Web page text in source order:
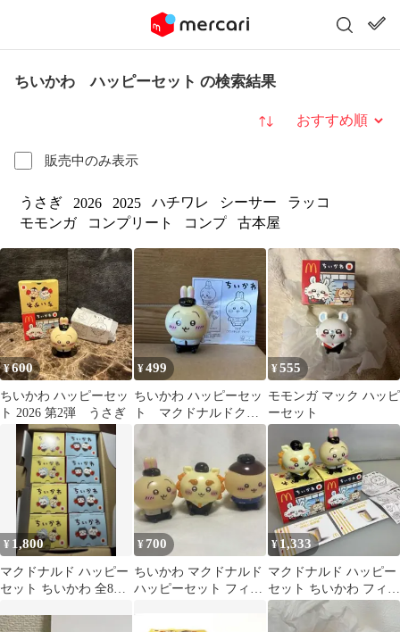
ちいかわ ハッピーセット の検索結果
販売中のみ表示
並び替え
うさぎ 2026 2025 ハチワレ シーサー
ラッコ
モモンガ
コンプリート コンプ 古本屋
¥600
ちいかわ ハッピーセッ
ト 2026 第2弾 うさぎ
¥499
ちいかわ ハッピーセッ
ト マクドナルドクル
ー うさぎ
¥555
モモンガ マック ハッピ
ーセット
¥ 1,800
マクドナルド ハッピー
セット ちいかわ 全8種
ト 2026
¥ 700
ちいかわ マクドナルド
ハッピーセット フィギ
¥1,333
マクドナルド ハッピー
セット ちいかわ フィギ
ュア うさぎ シーサー
即日発送！